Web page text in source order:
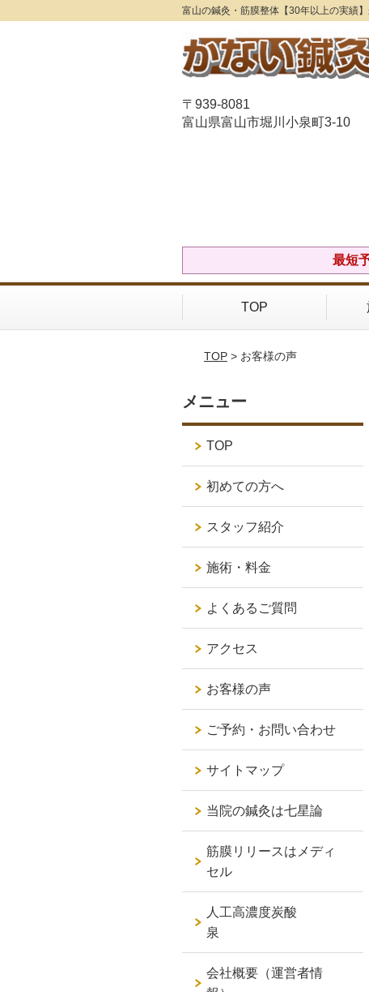
富山の鍼灸・筋膜整体【30年以上の実績
〒939-8081
富山県富山市堀川小泉町3-10
最短
TOP
TOP> お客様の声
メニュー
TOP
初めての方へ
スタッフ紹介
施術・料金
よくあるご質問
アクセス
お客様の声
ご予約・お問い合わせ
サイトマップ
当院の鍼灸は七星論
筋膜リリースはメディ
セル
人工高濃度炭酸
泉
会社概要（運営者情